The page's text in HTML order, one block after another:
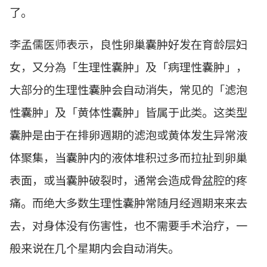
了。
李孟儒医师表示，良性卵巢囊肿好发在育龄层妇
女，又分為「生理性囊肿」及「病理性囊肿」，
大部分的生理性囊肿会自动消失，常见的「滤泡
性囊肿」及「黄体性囊肿」皆属于此类。这类型
囊肿是由于在排卵週期的滤泡或黄体发生异常液
体聚集，当囊肿内的液体堆积过多而拉扯到卵巢
表面，或当囊肿破裂时，通常会造成骨盆腔的疼
痛。而绝大多数生理性囊肿常随月经週期来来去
去，对身体没有伤害性，也不需要手术治疗，一
般来说在几个星期内会自动消失。